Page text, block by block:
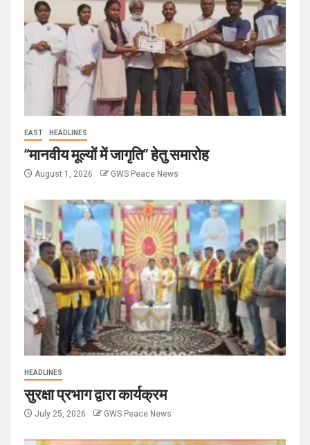
EAST HEADLINES
“मानवीय मूल्यों में जागृति” हेतु समारोह
August 1, 2026 GWS Peace News
HEADLINES
सुरक्षा प्रभाग द्वारा कार्यक्रम
July 25, 2026 GWS Peace News